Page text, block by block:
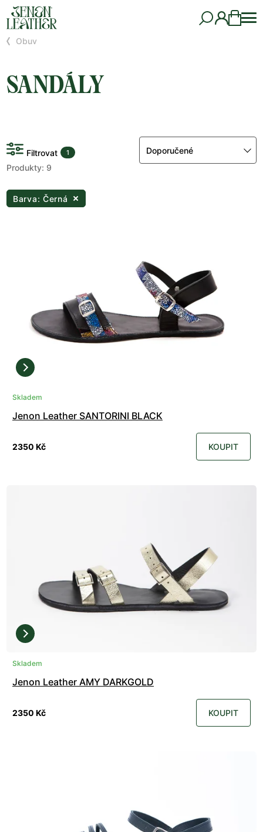
Obuv
SANDÁLY
Filtrovat 1
Produkty: 9
Doporučené
Barva: Černá
Skladem
Jenon Leather SANTORINI BLACK
2350 Kč KOUPIT
Skladem
Jenon Leather AMY DARKGOLD
2350 Kč KOUPIT